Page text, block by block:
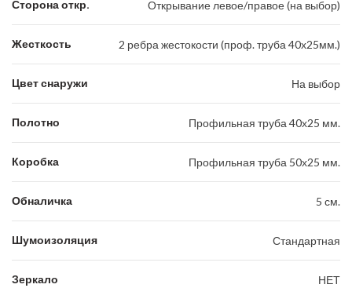
Сторона откр. Открывание левое/правое (на выбор)
Жесткость 2 ребра жестокости (проф. труба 40х25мм.)
Цвет снаружи На выбор
Полотно Профильная труба 40х25 мм.
Коробка Профильная труба 50х25 мм.
Обналичка 5 см.
Шумоизоляция Стандартная
Зеркало НЕТ